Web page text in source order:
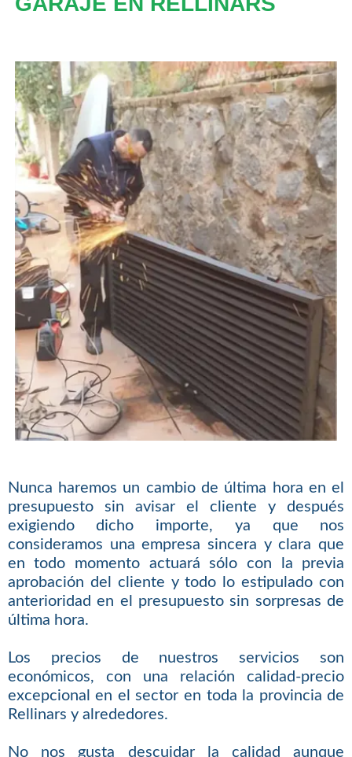
Nunca haremos un cambio de última hora en el
presupuesto sin avisar el cliente y después
exigiendo dicho importe, ya que nos
consideramos una empresa sincera y clara que
en todo momento actuará sólo con la previa
aprobación del cliente y todo lo estipulado con
anterioridad en el presupuesto sin sorpresas de
última hora.
Los precios de nuestros servicios son
económicos, con una relación calidad-precio
excepcional en el sector en toda la provincia de
Rellinars y alrededores.
No nos gusta descuidar la calidad aunque